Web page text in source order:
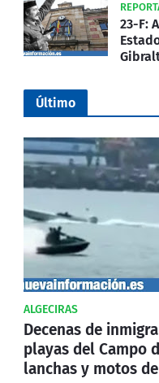
23-F:
Último
ALGECIRAS
Decenas de
playas del Campo
lanchas y motos